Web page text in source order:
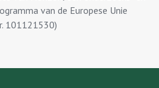
van de Europese Unie
101121530)